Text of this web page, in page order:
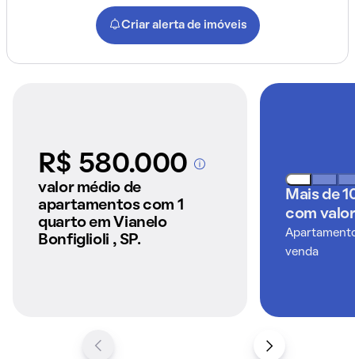
Criar alerta de imóveis
R$ 580.000A partir dos imóveis
valor médio de
apartamentos com 1
quarto em Vianelo
Bonfiglioli , SP.
Mais de
com
venda